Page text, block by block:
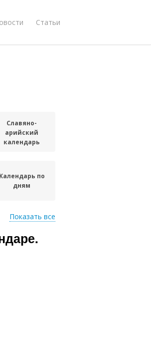
Статьи
Славяно-
арийский
календарь
Календарь по
дням
Показать все